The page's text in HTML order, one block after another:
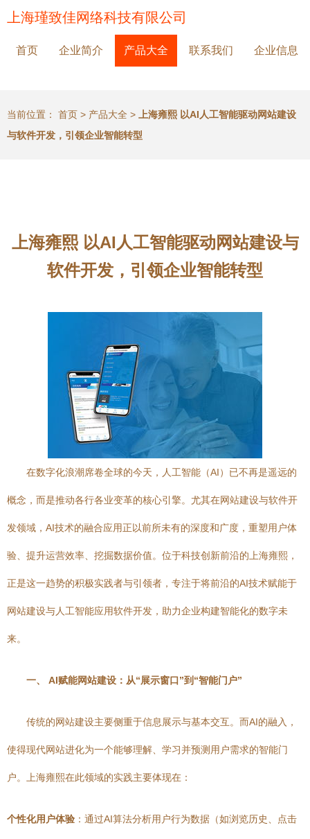
上海瑾致佳网络科技有限公司
首页 企业简介 产品大全 联系我们 企业信息
当前位置： 首页 > 产品大全 >
上海雍熙 以AI人工智能驱动网站建设
与软件开发，引领企业智能转型
上海雍熙 以AI人工智能驱动网站建设与
软件开发，引领企业智能转型
在数字化浪潮席卷全球的今天，人工智能（AI）已不再是遥远的
概念，而是推动各行各业变革的核心引擎。尤其在网站建设与软件开
发领域，AI技术的融合应用正以前所未有的深度和广度，重塑用户体
验、提升运营效率、挖掘数据价值。位于科技创新前沿的上海雍熙，
正是这一趋势的积极实践者与引领者，专注于将前沿的AI技术赋能于
网站建设与人工智能应用软件开发，助力企业构建智能化的数字未
来。
一、 AI赋能网站建设：从“展示窗口”到“智能门户”
传统的网站建设主要侧重于信息展示与基本交互。而AI的融入，
使得现代网站进化为一个能够理解、学习并预测用户需求的智能门
户。上海雍熙在此领域的实践主要体现在：
个性化用户体验 ：通过AI算法分析用户行为数据（如浏览历史、点击